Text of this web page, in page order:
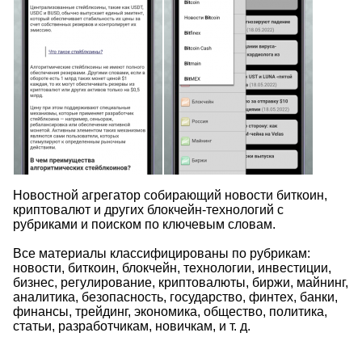
Новостной агрегатор собирающий новости биткоин,
криптовалют и других блокчейн-технологий с
рубриками и поиском по ключевым словам.
Все материалы классифицированы по рубрикам:
новости, биткоин, блокчейн, технологии, инвестиции,
бизнес, регулирование, криптовалюты, биржи, майнинг,
аналитика, безопасность, государство, финтех, банки,
финансы, трейдинг, экономика, общество, политика,
статьи, разработчикам, новичкам, и т. д.